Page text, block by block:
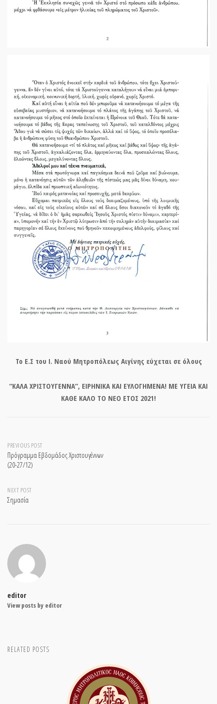
Το Ε.Σ του Ι. Ναού Μητροπόλεως Αιγίνης εύχεται σε όλους
“ΚΑΛΑ ΧΡΙΣΤΟΥΓΕΝΝΑ”, ΕΙΡΗΝΙΚΑ ΚΑΙ ΕΥΛΟΓΗΜΕΝΑ! ΜΕ ΥΓΕΙΑ ΚΑΙ
ΚΑΘΕ ΚΑΛΟ ΤΟ ΝΕΟ ΕΤΟΣ 2021!
Post
navigation
PREVIOUS POST
Πρόγραμμα Εβδομάδος Χριστουγέννων
(20-27/12)
NEXT POST
Σημασία
editor
View posts by editor
RELATED POSTS